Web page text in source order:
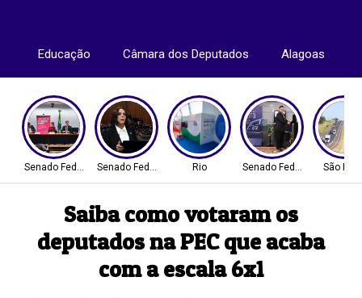
Educação Câmara dos Deputados Alagoas
Senado Federal Senado Federal Rio Senado Federal São
Saiba como votaram os
deputados na PEC que acaba
com a escala 6x1